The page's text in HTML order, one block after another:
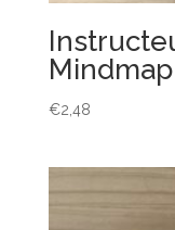
€2,48